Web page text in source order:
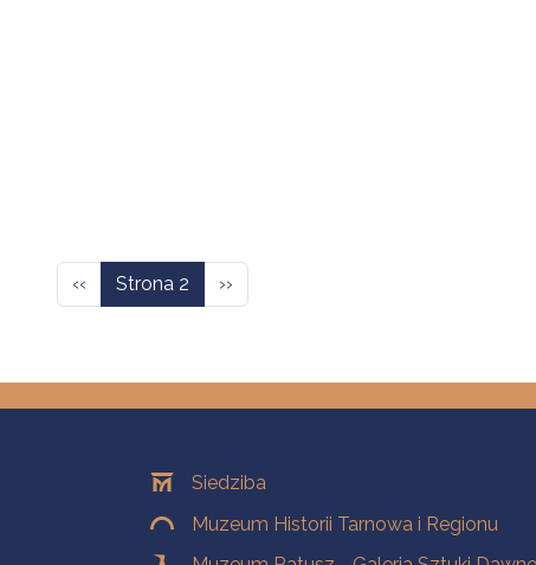
Poprzednia strona
‹‹ Strona 2 Następna strona
››
OddziałySiedziba
Muzeum Historii Tarnowa i Regionu